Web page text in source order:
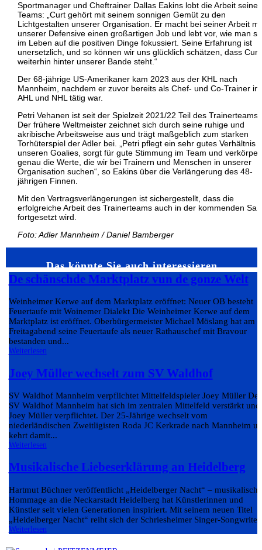
Sportmanager und Cheftrainer Dallas Eakins lobt die Arbeit seines
Teams: „Curt gehört mit seinem sonnigen Gemüt zu den
Lichtgestalten unserer Organisation. Er macht bei seiner Arbeit
unserer Defensive einen großartigen Job und lebt vor, wie man
im Leben auf die positiven Dinge fokussiert. Seine Erfahrung ist
unersetzlich, und so können wir uns glücklich schätzen, dass Curt
weiterhin hinter unserer Bande steht.“
Der 68-jährige US-Amerikaner kam 2023 aus der KHL nach
Mannheim, nachdem er zuvor bereits als Chef- und Co-Trainer in
AHL und NHL tätig war.
Petri Vehanen ist seit der Spielzeit 2021/22 Teil des Trainerteams.
Der frühere Weltmeister zeichnet sich durch seine ruhige und
akribische Arbeitsweise aus und trägt maßgeblich zum starken
Torhüterspiel der Adler bei. „Petri pflegt ein sehr gutes Verhältnis
unseren Goalies, sorgt für gute Stimmung im Team und
genau die Werte, die wir bei Trainern und Menschen in unserer
Organisation suchen“, so Eakins über die Verlängerung des 48-
jährigen Finnen.
Mit den Vertragsverlängerungen ist sichergestellt, dass die
erfolgreiche Arbeit des Trainerteams auch in der kommenden
fortgesetzt wird.
Foto: Adler Mannheim / Daniel Bamberger
Das könnte Sie auch interessieren…
De schänschde Marktplatz vun de gonze Welt
Weinheimer Kerwe auf dem Marktplatz eröffnet: Neuer OB besteht
Feuertaufe mit Woinemer Dialekt Die Weinheimer Kerwe auf dem
Marktplatz ist eröffnet. Oberbürgermeister Michael Möslang hat am
Freitagabend seine Feuertaufe als neuer Rathauschef mit Bravour
bestanden und...
Weiterlesen
Joey Müller wechselt zum SV Waldhof
SV Waldhof Mannheim verpflichtet Mittelfeldspieler Joey Müller Der
SV Waldhof Mannheim hat sich im zentralen Mittelfeld verstärkt und
Joey Müller verpflichtet. Der 25-Jährige wechselt vom
niederländischen Zweitligisten Roda JC Kerkrade nach Mannheim
kehrt damit...
Weiterlesen
Musikalische Liebeserklärung an Heidelberg
Hartmut Büchner veröffentlicht „Heidelberger Nacht“ – musikalische
Hommage an die Neckarstadt Heidelberg hat Künstlerinnen und
Künstler seit vielen Generationen inspiriert. Mit seinem neuen Titel
„Heidelberger Nacht“ reiht sich der Schriesheimer Singer-
Weiterlesen